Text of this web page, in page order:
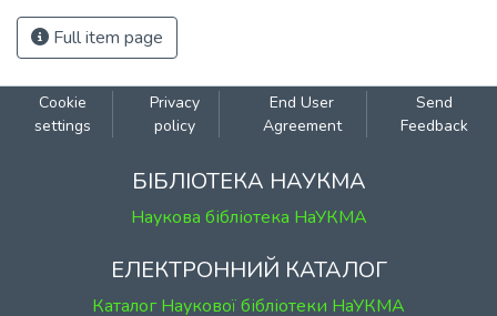
Full item page
Cookie
settings
Privacy
policy
End User
Agreement
Send
Feedback
БІБЛІОТЕКА НАУКМА
Наукова бібліотека НаУКМА
ЕЛЕКТРОННИЙ КАТАЛОГ
Каталог Наукової бібліотеки НаУКМА